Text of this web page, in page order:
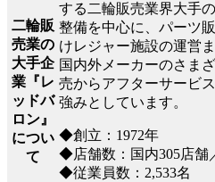
二輪販
売業の
大手企
業『レ
ッドバ
ロン』
につい
て
する二輪販売業界大手
整備を中心に、パーツ
けレジャー施設の運営
国内外メーカーのさま
売からアフターサービ
強みとしています。
◆創立：1972年
◆店舗数：国内305店舗
◆従業員数：2,533名